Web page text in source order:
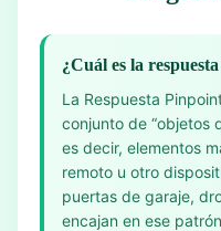
¿Cuál es la
La Respuesta
conjunto de “objetos
es decir, elementos
remoto u otro
puertas de garaje,
encajan en ese